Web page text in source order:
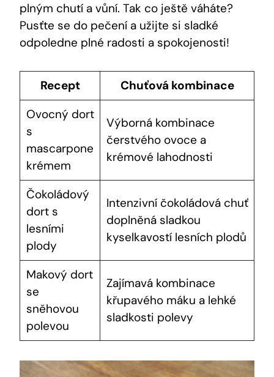
plným chutí a vůní. Tak co ještě váháte?
Pusťte se do pečení a užijte si sladké
odpoledne plné radosti a spokojenosti!
Recept
Chuťová kombinace
Ovocný dort
s
mascarpone
krémem
Výborná kombinace
čerstvého ovoce a
krémové lahodnosti
Čokoládový
dort s
lesními
plody
Intenzivní čokoládová chuť
doplněná sladkou
kyselkavostí lesních plodů
Makový dort
se
sněhovou
polevou
Zajímavá kombinace
křupavého máku a lehké
sladkosti polevy